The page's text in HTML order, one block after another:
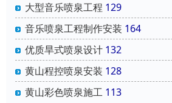
大型音乐喷泉工程 129
音乐喷泉工程制作安装 164
优质旱式喷泉设计 132
黄山程控喷泉安装 128
黄山彩色喷泉施工 113